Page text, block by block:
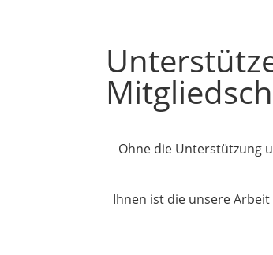
Ohne die Unterstützung
Ihnen ist die unsere